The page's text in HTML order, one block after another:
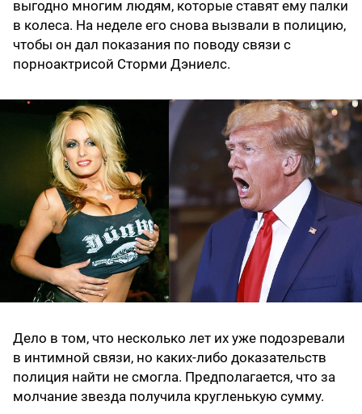
выгодно многим людям, которые ставят ему палки
в колеса. На неделе его снова вызвали в полицию,
чтобы он дал показания по поводу связи с
порноактрисой Сторми Дэниелс.
Дело в том, что несколько лет их уже подозревали
в интимной связи, но каких-либо доказательств
полиция найти не смогла. Предполагается, что за
молчание звезда получила кругленькую сумму.